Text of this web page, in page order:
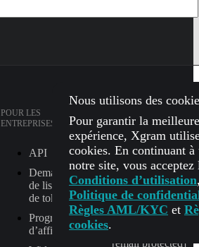
POUR LES
ENTREPRISES
API
Demande
de listing
de token
Programme
d’affiliation
FAQ
Comment ça
marche
Vérifier le statut
de l’échange
[email protected]
Nous utilisons des
Pour garantir la meilleure
expérience, Xgram
cookies. En continuant
notre site, vous acceptez
Conditions d’utilisation
Politique de
Règles AML/KYC et
cookies.